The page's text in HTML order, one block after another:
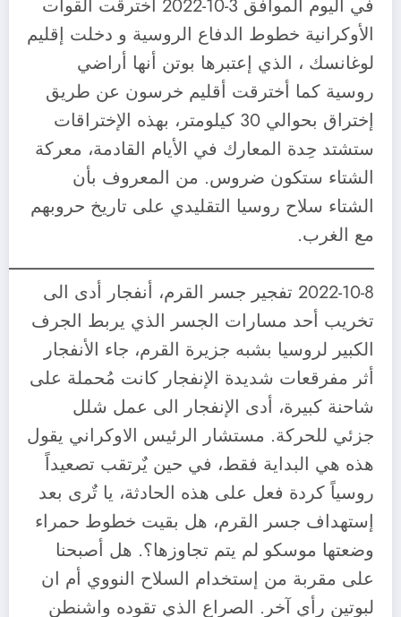
في اليوم الموافق 3-10-2022 أخترقت القوات
الأوكرانية خطوط الدفاع الروسية و دخلت إقليم
لوغانسك ، الذي إعتبرها بوتن أنها أراضي
روسية كما أخترقت أقليم خرسون عن طريق
إختراق بحوالي 30 كيلومتر، بهذه الإختراقات
ستشتد حِدة المعارك في الأيام القادمة، معركة
الشتاء ستكون ضروس. من المعروف بأن
الشتاء سلاح روسيا التقليدي على تاريخ حروبهم
مع الغرب.
2022-10-8 تفجير جسر القرم، أنفجار أدى الى
تخريب أحد مسارات الجسر الذي يربط الجرف
الكبير لروسيا بشبه جزيرة القرم، جاء الأنفجار
أثر مفرقعات شديدة الإنفجار كانت مُحملة على
شاحنة كبيرة، أدى الإنفجار الى عمل شلل
جزئي للحركة. مستشار الرئيس الاوكراني يقول
هذه هي البداية فقط، في حين يٌرتقب تصعيداً
روسياً كردة فعل على هذه الحادثة، يا تٌرى بعد
إستهداف جسر القرم، هل بقيت خطوط حمراء
وضعتها موسكو لم يتم تجاوزها؟. هل أصبحنا
على مقربة من إستخدام السلاح النووي أم ان
لبوتين رأي آخر. الصراع الذي تقوده واشنطن